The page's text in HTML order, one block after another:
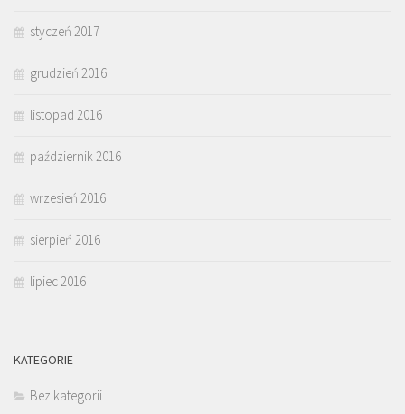
styczeń 2017
grudzień 2016
listopad 2016
październik 2016
wrzesień 2016
sierpień 2016
lipiec 2016
KATEGORIE
Bez kategorii